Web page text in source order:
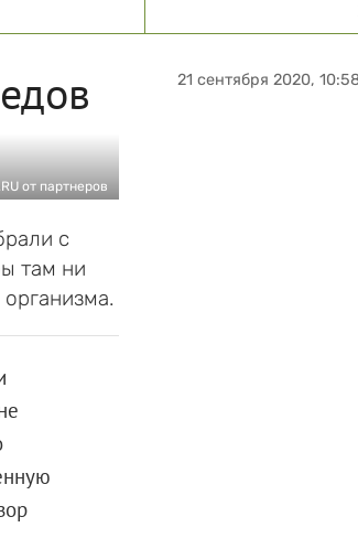
от партнеров
с
там ни
21 сентября 2020,